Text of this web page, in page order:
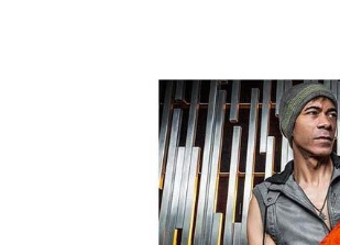
DJ機器
中古